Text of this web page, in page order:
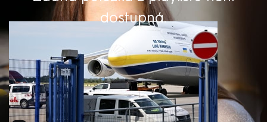
dostupná.
Výběr redakce